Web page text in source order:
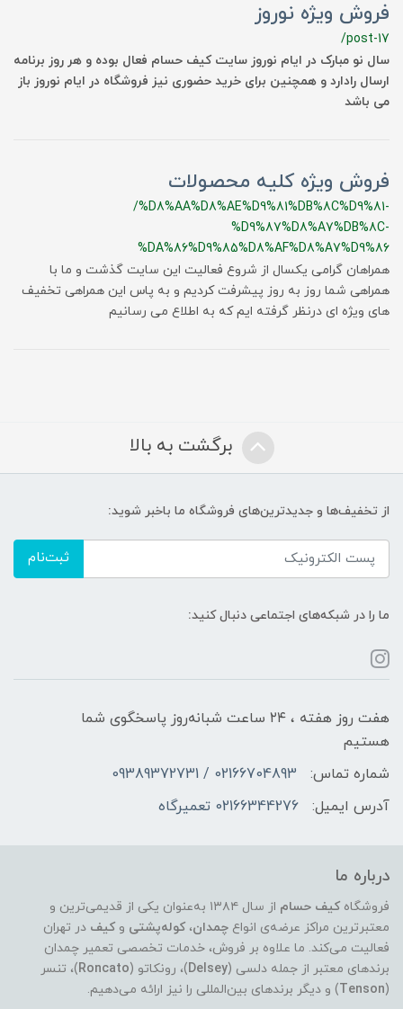
فروش ویژه نوروز
/post-17
سال نو مبارک در ایام نوروز سایت کیف حسام فعال بوده و هر روز برنامه
ارسال رادارد و همچنین برای خرید حضوری نیز فروشگاه در ایام نوروز باز
می باشد
فروش ویژه کلیه محصولات
/%D8%AA%D8%AE%D9%81%DB%8C%D9%81-
%D9%87%D8%A7%DB%8C-
%DA%86%D9%85%D8%AF%D8%A7%D9%86
همراهان گرامی یکسال از شروع فعالیت این سایت گذشت و ما با
همراهی شما روز به روز پیشرفت کردیم و به پاس این همراهی تخفیف
های ویژه ای درنظر گرفته ایم که به اطلاع می رسانیم
برگشت به بالا
از تخفیف‌ها و جدیدترین‌های فروشگاه ما باخبر شوید:
ثبت‌نام
ما را در شبکه‌های اجتماعی دنبال کنید:
هفت روز هفته ، ۲۴ ساعت شبانه‌روز پاسخگوی شما
هستیم
شماره تماس:
02166704893 / 09389372731
آدرس ایمیل:
02166344276 تعمیرگاه
درباره ما
فروشگاه کیف حسام
از سال ۱۳۸۴ به‌عنوان یکی از قدیمی‌ترین و
معتبرترین مراکز عرضه‌ی انواع چمدان، کوله‌پشتی و کیف در تهران
فعالیت می‌کند. ما علاوه بر فروش، خدمات تخصصی تعمیر چمدان
برندهای معتبر از جمله دلسی (Delsey)، رونکاتو (Roncato)، تنسر
(
Tenson) و دیگر برندهای بین‌المللی را نیز ارائه می‌دهیم.